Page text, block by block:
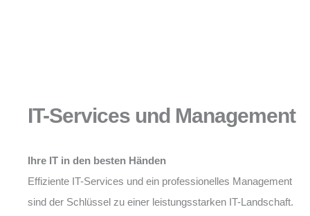
IT-Services und Management
Ihre IT in den besten Händen
Effiziente IT-Services und ein professionelles Management
sind der Schlüssel zu einer leistungsstarken IT-Landschaft.